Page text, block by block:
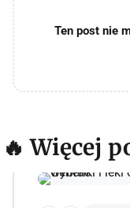
Ten post nie
🔥 Więcej